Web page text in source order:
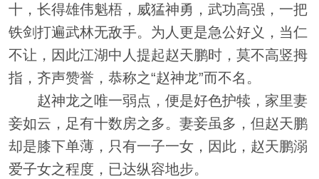
十，长得雄伟魁梧，威猛神勇，武功高强，一把
铁剑打遍武林无敌手。为人更是急公好义，当仁
不让，因此江湖中人提起赵天鹏时，莫不高竖拇
指，齐声赞誉，恭称之“赵神龙”而不名。
赵神龙之唯一弱点，便是好色护犊，家里妻
妾如云，足有十数房之多。妻妾虽多，但赵天鹏
却是膝下单薄，只有一子一女，因此，赵天鹏溺
爱子女之程度，已达纵容地步。